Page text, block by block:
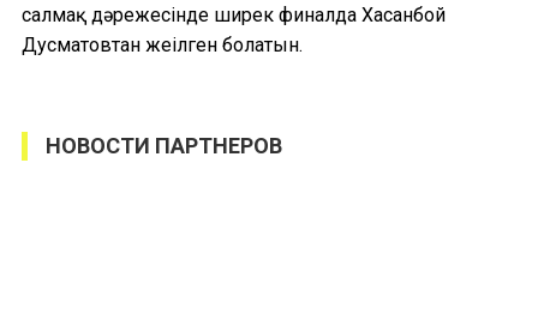
салмақ дәрежесінде ширек финалда Хасанбой
Дусматовтан жеңілген болатын.
НОВОСТИ ПАРТНЕРОВ